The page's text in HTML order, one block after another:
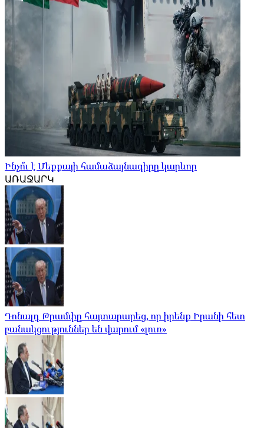
Ինչո՞ւ է Մեքքայի համաձայնագիրը կարևոր
ԱՌԱՋԱՐԿ
Դոնալդ Թրամփը հայտարարեց, որ իրենք Իրանի հետ
բանակցություններ են վարում «լուռ»